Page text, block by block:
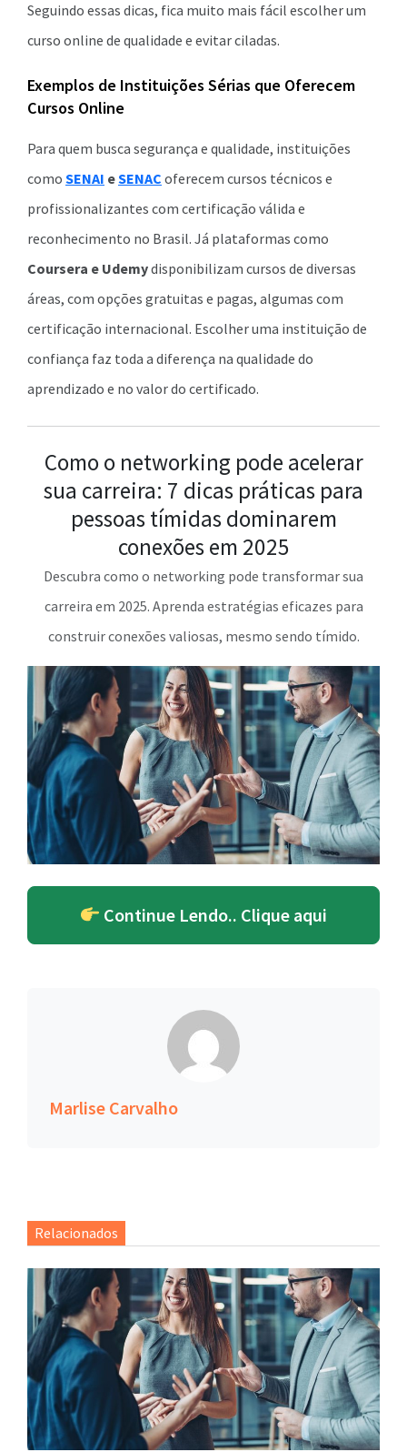
Seguindo essas dicas, fica muito mais fácil escolher um
curso online de qualidade e evitar ciladas.
Exemplos de Instituições Sérias que Oferecem
Cursos Online
Para quem busca segurança e qualidade, instituições
como SENAI eSENAC oferecem cursos técnicos e
profissionalizantes com certificação válida e
reconhecimento no Brasil. Já plataformas como
Coursera e Udemydisponibilizam cursos de diversas
áreas, com opções gratuitas e pagas, algumas com
certificação internacional. Escolher uma instituição de
confiança faz toda a diferença na qualidade do
aprendizado e no valor do certificado.
Como o networking pode acelerar
sua carreira: 7 dicas práticas para
pessoas tímidas dominarem
conexões em 2025
Descubra como o networking pode transformar sua
carreira em 2025. Aprenda estratégias eficazes para
construir conexões valiosas, mesmo sendo tímido.
Continue Lendo.. Clique aqui
Marlise Carvalho
Relacionados